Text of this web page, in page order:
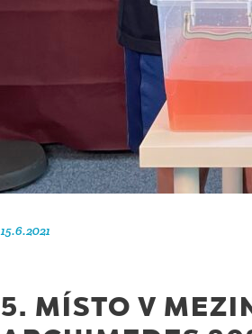
15.6.2021
5. MÍSTO V